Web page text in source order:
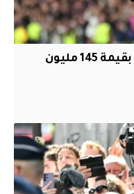
آرسنال يستعد لتقديم عرض بقيمة 145 مليون